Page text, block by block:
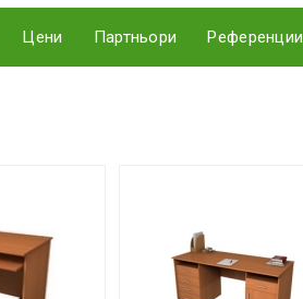
Цени Партньори Референции